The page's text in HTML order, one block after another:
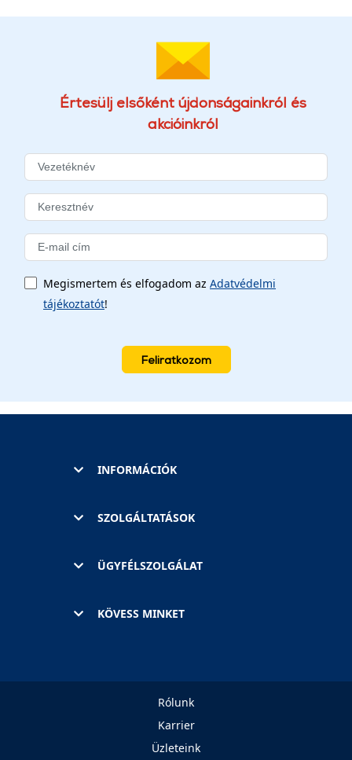
Értesülj elsőként újdonságainkról és
akcióinkról
Megismertem és elfogadom az Adatvédelmi
tájékoztatót!
Feliratkozom
INFORMÁCIÓK
SZOLGÁLTATÁSOK
ÜGYFÉLSZOLGÁLAT
KÖVESS MINKET
Rólunk
Karrier
Üzleteink